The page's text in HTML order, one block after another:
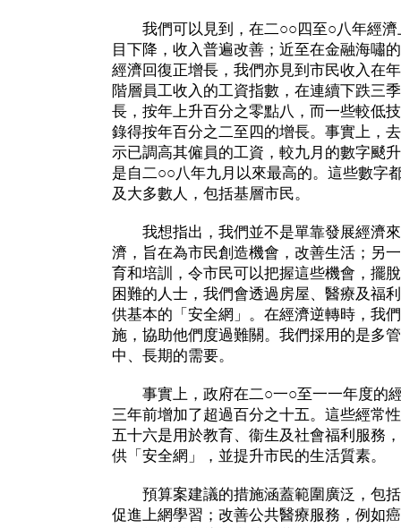
我們可以見到，在二○○四至○八年經濟
目下降，收入普遍改善；近至在金融海嘯
經濟回復正增長，我們亦見到市民收入在
階層員工收入的工資指數，在連續下跌三
長，按年上升百分之零點八，而一些較低
錄得按年百分之二至四的增長。事實上，
示已調高其僱員的工資，較九月的數字颷
是自二○○八年九月以來最高的。這些數字
及大多數人，包括基層市民。
我想指出，我們並不是單靠發展經濟來
濟，旨在為市民創造機會，改善生活；另
育和培訓，令市民可以把握這些機會，擺
困難的人士，我們會透過房屋、醫療及福
供基本的「安全網」。在經濟逆轉時，我
施，協助他們度過難關。我們採用的是多
中、長期的需要。
事實上，政府在二○一○至一一年度的經
三年前增加了超過百分之十五。這些經常
五十六是用於教育、衞生及社會福利服務
供「安全網」，並提升市民的生活質素。
預算案建議的措施涵蓋範圍廣泛，包括
促進上網學習；改善公共醫療服務，例如